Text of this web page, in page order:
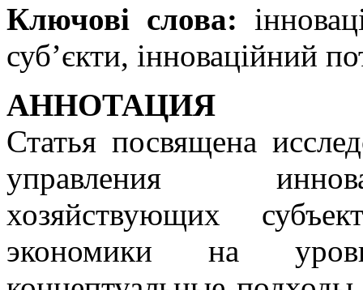
Ключові слова:
суб’єкти, інноваційний
АННОТАЦИЯ
Статья посвящена
управления
хозяйствующих
экономики на